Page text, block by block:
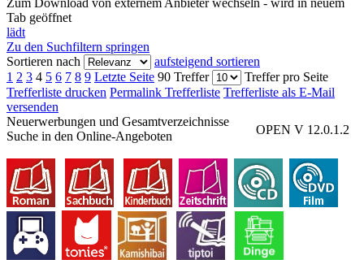
Zum Download von externem Anbieter wechseln - wird in neuem
Tab geöffnet
lädt
Zu den Suchfiltern springen
Sortieren nach
aufsteigend sortieren
1 2 3 4 5 6 7 8 9 Letzte Seite 90 Treffer
Treffer pro Seite
Trefferliste drucken Permalink Trefferliste Trefferliste als E-Mail
versenden
OPEN V 12.0.1.2
Neuerwerbungen und Gesamtverzeichnisse
Suche in den Online-Angeboten